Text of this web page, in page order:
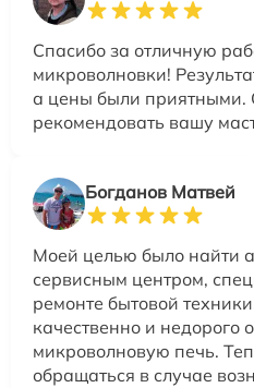
Спасибо за отличную
микроволновки!
а цены были приятными.
рекомендовать вашу
Богданов Матвей
Моей целью было найти
сервисным центром,
ремонте бытовой
качественно и недорого
микроволновую печь.
обращаться в случае